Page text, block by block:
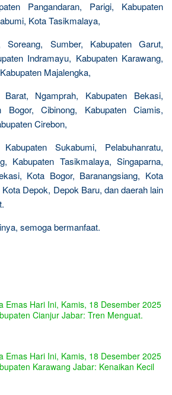
Pangandaran, Parigi, Kabupaten
Kota Tasikmalaya,
Soreang, Sumber, Kabupaten Garut,
Indramayu, Kabupaten Karawang,
Majalengka,
Barat, Ngamprah, Kabupaten Bekasi,
Bogor, Cibinong, Kabupaten Ciamis,
Cirebon,
Sukabumi, Pelabuhanratu,
Kabupaten Tasikmalaya, Singaparna,
Kota Bogor, Baranangsiang, Kota
Depok, Depok Baru, dan daerah lain
semoga bermanfaat.
Emas Hari Ini, Kamis, 18 Desember 2025
Cianjur Jabar: Tren Menguat.
Emas Hari Ini, Kamis, 18 Desember 2025
Karawang Jabar: Kenaikan Kecil